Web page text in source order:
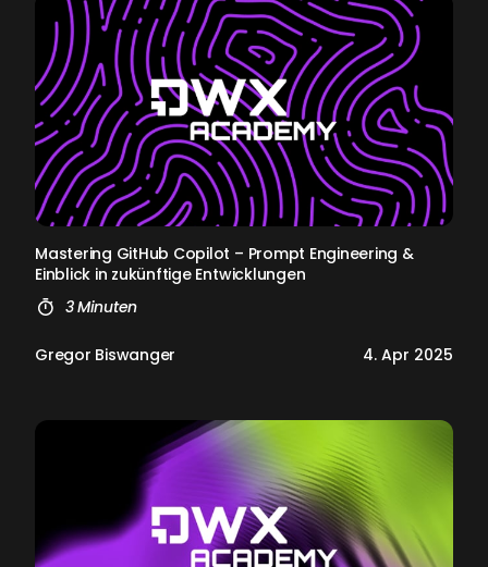
Mas­te­ring Git­Hub Co­pi­lot – Prompt En­gi­nee­ring &
Ein­blick in zukünf­ti­ge Ent­wick­lun­gen
3 Minuten
Gregor Biswanger 4. Apr 2025